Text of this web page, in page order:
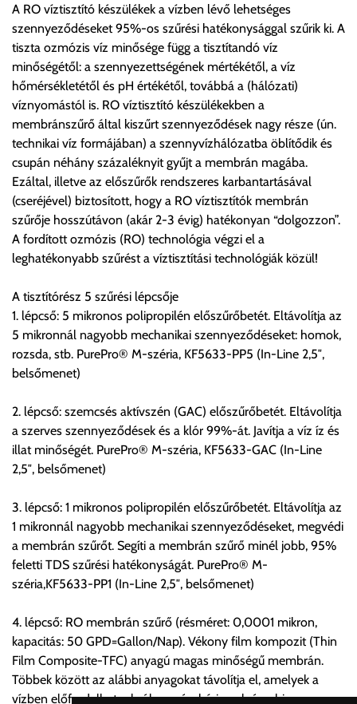
valamint az ott megadott szállítási cím alapján a központ
számolja, valamint visszaigazolja.
Az árak csak a címre való szállítást tartalmazzák
anyagmozgatás, be- illetve felszállítás nélkül.
Az árak az utánvét és értékbevallási díjat nem tartalmazzák.
Utánvét díjak:
1, 0-200.000 forint szállítónak fizetett vásárlási ellenérték
között az utánvét díj összege bruttó 600 forint.
2, 200.000-500.000 forint szállítónak fizetett vásárlási
ellenérték között az utánvét díj összege bruttó 1200 forint.
3, 500.000-1.000.000 forint szállítónak fizetett vásárlási
ellenérték között az utánvét díj összege bruttó 1900 forint.
Utánvét díjat csak abban az esetben fizetendő, amennyiben a
terméket a szállítónak kívánja kifizetni készpénzben. Utalásos
teljesítés esetén utánvétdíj nincs.
Értékbevallási díj:
megkezdett 10.000Ft után 115Ft.
Egyéb információk:
A szállításkor a tehergépjármű megállását, parkolási díj esetén
feltételét a vásárlónak biztosítani kell!
Fontos tudnivaló:
A szállított árut a szállítólevél és a csomagoláson található
győződni.
Az eltérésről a Forgalmazót még az átvétel befejezése előtt
értesíteni kell. Az eltéréseket a megjegyzés rovatban együttes
A RO víztisztító készülékek a vízben lévő lehetséges
szennyeződéseket 95%-os szűrési hatékonysággal szűrik ki. A
tiszta ozmózis víz minősége függ a tisztítandó víz
minőségétől: a szennyezettségének mértékétől, a víz
hőmérsékletétől és pH értékétől, továbbá a (hálózati)
víznyomástól is. RO víztisztító készülékekben a
membránszűrő által kiszűrt szennyeződések nagy része (ún.
technikai víz formájában) a szennyvízhálózatba öblítődik és
csupán néhány százaléknyit gyűjt a membrán magába.
Ezáltal, illetve az előszűrők rendszeres karbantartásával
(cseréjével) biztosított, hogy a RO víztisztítók membrán
szűrője hosszútávon (akár 2-3 évig) hatékonyan “dolgozzon”.
A fordított ozmózis (RO) technológia végzi el a
leghatékonyabb szűrést a víztisztítási technológiák közül!
A tisztítórész 5 szűrési lépcsője
1. lépcső: 5 mikronos polipropilén előszűrőbetét. Eltávolítja az
5 mikronnál nagyobb mechanikai szennyeződéseket: homok,
rozsda, stb. PurePro® M-széria, KF5633-PP5 (In-Line 2,5″,
belsőmenet)
2. lépcső: szemcsés aktívszén (GAC) előszűrőbetét. Eltávolítja
a szerves szennyeződések és a klór 99%-át. Javítja a víz íz és
illat minőségét. PurePro® M-széria, KF5633-GAC (In-Line
2,5″, belsőmenet)
3. lépcső: 1 mikronos polipropilén előszűrőbetét. Eltávolítja az
1 mikronnál nagyobb mechanikai szennyeződéseket, megvédi
a membrán szűrőt. Segíti a membrán szűrő minél jobb, 95%
feletti TDS szűrési hatékonyságát. PurePro® M-
széria,KF5633-PP1 (In-Line 2,5″, belsőmenet)
4. lépcső: RO membrán szűrő (résméret: 0,0001 mikron,
kapacitás: 50 GPD=Gallon/Nap). Vékony film kompozit (Thin
Film Composite-TFC) anyagú magas minőségű membrán.
Többek között az alábbi anyagokat távolítja el, amelyek a
vízben előfordulhatnak: ólom, réz, bárium, króm, higany,